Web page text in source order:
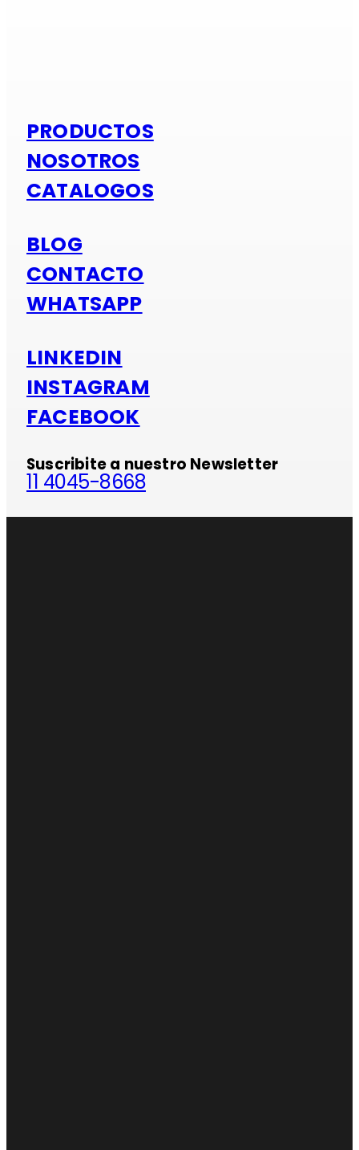
PRODUCTOS
NOSOTROS
CATALOGOS
BLOG
CONTACTO
WHATSAPP
LINKEDIN
INSTAGRAM
FACEBOOK
Suscribite a nuestro Newsletter
11 4045-8668